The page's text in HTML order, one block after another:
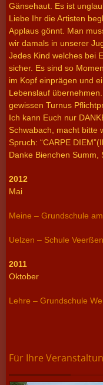
Gänsehaut. Es ist
Liebe Ihr die Artisten
Applaus gönnt. Man
wir damals in unserer
Jedes Kind welches bei
sicher. Es sind so
im Kopf einprägen und
Lebenslauf
gewissen Turnus
Ich kann Euch nur
Schwabach, macht bitte
Spruch: “CARPE
Danke Bienchen Summ,
2012
Mai
Meine – Grundschule
Uelzen – Schule Veerßen
2011
Oktober
Lehre – Grundschule
Für Ihre